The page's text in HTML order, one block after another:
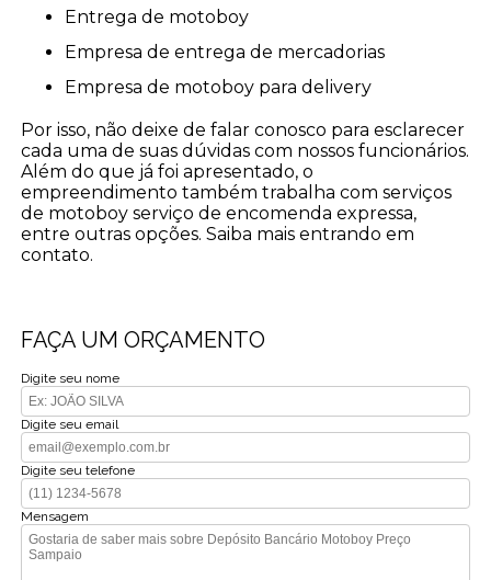
entrega de motoboy
empresa de entrega de mercadorias
empresa de motoboy para delivery
Por isso, não deixe de falar conosco para esclarecer
cada uma de suas dúvidas com nossos funcionários.
Além do que já foi apresentado, o
empreendimento também trabalha com serviços
de motoboy serviço de encomenda expressa,
entre outras opções. Saiba mais entrando em
contato.
FAÇA UM ORÇAMENTO
Digite seu nome
Digite seu email
Digite seu telefone
Mensagem